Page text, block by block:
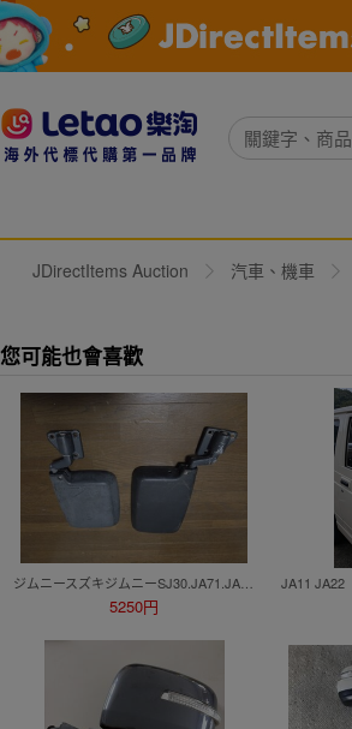
JDirectItems Auction 汽車、機車
您可能也會喜歡
5250円